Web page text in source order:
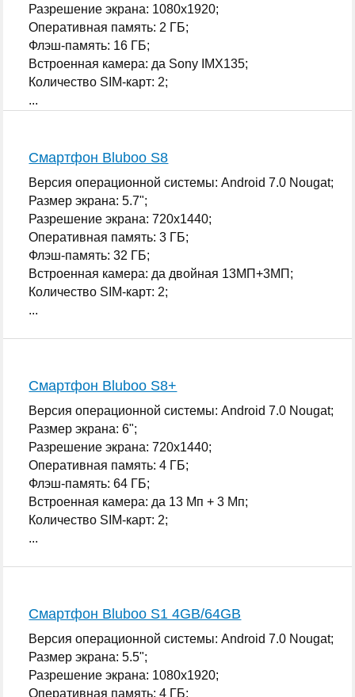
Разрешение экрана: 1080x1920;
Оперативная память: 2 ГБ;
Флэш-память: 16 ГБ;
Встроенная камера: да Sony IMX135;
Количество SIM-карт: 2;
...
Смартфон Bluboo S8
Версия операционной системы: Android 7.0 Nougat;
Размер экрана: 5.7";
Разрешение экрана: 720x1440;
Оперативная память: 3 ГБ;
Флэш-память: 32 ГБ;
Встроенная камера: да двойная 13МП+3МП;
Количество SIM-карт: 2;
...
Смартфон Bluboo S8+
Версия операционной системы: Android 7.0 Nougat;
Размер экрана: 6";
Разрешение экрана: 720x1440;
Оперативная память: 4 ГБ;
Флэш-память: 64 ГБ;
Встроенная камера: да 13 Мп + 3 Мп;
Количество SIM-карт: 2;
...
Смартфон Bluboo S1 4GB/64GB
Версия операционной системы: Android 7.0 Nougat;
Размер экрана: 5.5";
Разрешение экрана: 1080x1920;
Оперативная память: 4 ГБ;